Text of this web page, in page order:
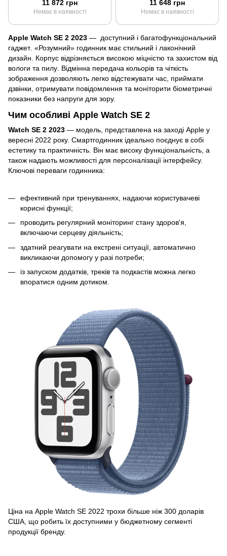
11 872 грн
Немає в наявності
11 648 грн
Немає в наявності
Apple Watch SE 2 2023 — доступний і багатофункціональний
гаджет. «Розумний» годинник має стильний і лаконічний
дизайн. Корпус відрізняється високою міцністю та захистом від
вологи та пилу. Відмінна передача кольорів та чіткість
зображення дозволяють легко відстежувати час, приймати
дзвінки, отримувати повідомлення та моніторити біометричні
показники без напруги для зору.
Чим особливі Apple Watch SE 2
Watch SE 2 2023 — модель, представлена ​​на заході Apple у
вересні 2022 року. Смартгодинник ідеально поєднує в собі
естетику та практичність. Він має високу функціональність, а
також надають можливості для персоналізації інтерфейсу.
Ключові переваги годинника:
ефективний при тренуваннях, надаючи користувачеві
корисні функції;
проводить регулярний моніторинг стану здоров'я,
включаючи серцеву діяльність;
здатний реагувати на екстрені ситуації, автоматично
викликаючи допомогу у разі потреби;
із запуском додатків, треків та подкастів можна легко
впоратися одним дотиком.
Ціна на Apple Watch SE 2022 трохи більше ніж 300 доларів
США, що робить їх доступними у бюджетному сегменті
продукції бренду.